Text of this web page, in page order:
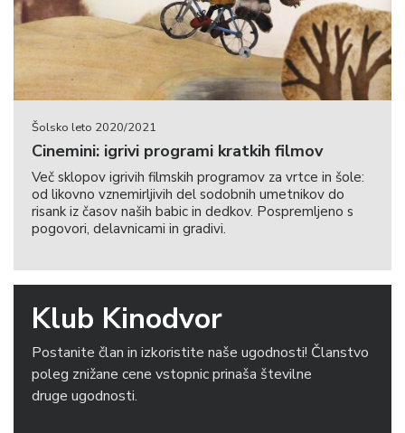
Šolsko leto 2020/2021
Cinemini: igrivi programi kratkih filmov
Več sklopov igrivih filmskih programov za vrtce in šole:
od likovno vznemirljivih del sodobnih umetnikov do
risank iz časov naših babic in dedkov. Pospremljeno s
pogovori, delavnicami in gradivi.
Klub Kinodvor
Postanite član in izkoristite naše ugodnosti! Članstvo
poleg znižane cene vstopnic prinaša številne
druge ugodnosti.